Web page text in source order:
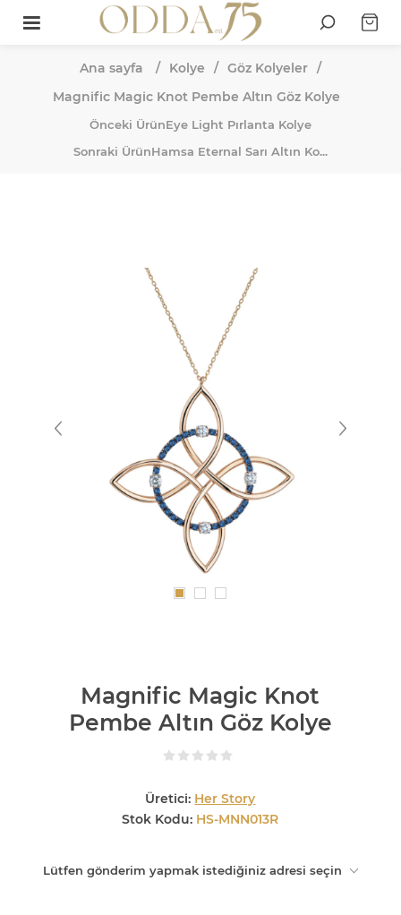
Ana sayfa / Kolye / Göz Kolyeler /
Magnific Magic Knot Pembe Altın Göz Kolye
Önceki ÜrünEye Light Pırlanta Kolye
Sonraki ÜrünHamsa Eternal Sarı Altın Ko...
Magnific Magic Knot
Pembe Altın Göz Kolye
Üretici: Her Story
Stok Kodu: HS-MNN013R
Lütfen gönderim yapmak istediğiniz adresi seçin